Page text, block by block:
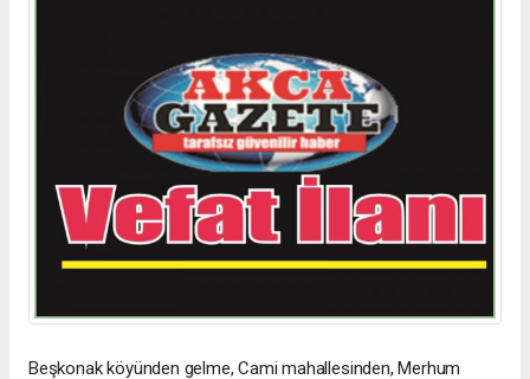
Beşkonak köyünden gelme, Cami mahallesinden, Merhum